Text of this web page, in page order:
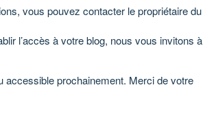
vous pouvez contacter le propriétaire du
l’accès à votre blog, nous vous invitons à
accessible prochainement. Merci de votre